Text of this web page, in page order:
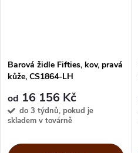
Barová židle Fifties, kov, pravá
kůže, CS1864-LH
od 16 156 Kč
do 3 týdnů, pokud je
skladem v továrně